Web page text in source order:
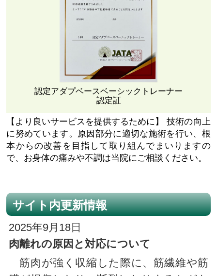
認定アダプベースベーシックトレーナー
認定証
【より良いサービスを提供するために】
技術の向上
に努めています。原因部分に適切な施術を行い、根
本からの改善を目指して取り組んでまいりますの
で、お身体の痛みや不調は当院にご相談ください。
サイト内更新情報
2025年9月18日
肉離れの原因と対応について
筋肉が強く収縮した際に、筋繊維や筋